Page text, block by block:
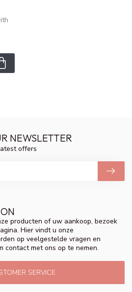
producten of uw aankoop, bezoek
Hier vindt u onze
op veelgestelde vragen en
contact met ons op te nemen.
SERVICE
NEWSLETTER
offers